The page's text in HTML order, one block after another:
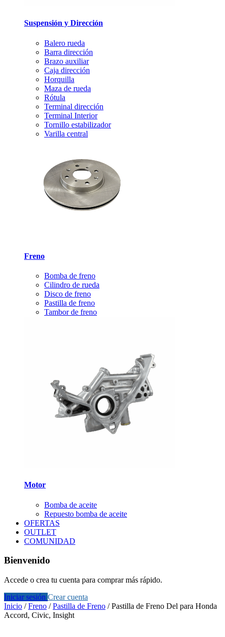
Suspensión y Dirección
Balero rueda
Barra dirección
Brazo auxiliar
Caja dirección
Horquilla
Maza de rueda
Rótula
Terminal dirección
Terminal Interior
Tornillo estabilizador
Varilla central
Freno
Bomba de freno
Cilindro de rueda
Disco de freno
Pastilla de freno
Tambor de freno
Motor
Bomba de aceite
Repuesto bomba de aceite
OFERTAS
OUTLET
COMUNIDAD
Bienvenido
Accede o crea tu cuenta para comprar más rápido.
Iniciar sesión Crear cuenta
Inicio /Freno /Pastilla de Freno /Pastilla de Freno Del para Honda
Accord, Civic, Insight